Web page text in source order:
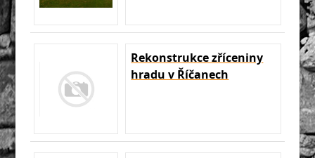
Rekonstrukce zříceniny
hradu v Říčanech